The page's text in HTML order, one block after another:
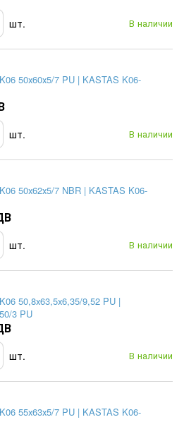
В наличии
шт.
50х60х5/7 PU | KASTAS K06-
В наличии
шт.
50х62х5/7 NBR | KASTAS K06-
В наличии
шт.
50,8х63,5х6,35/9,52 PU |
3 PU
В наличии
шт.
55х63х5/7 PU | KASTAS K06-